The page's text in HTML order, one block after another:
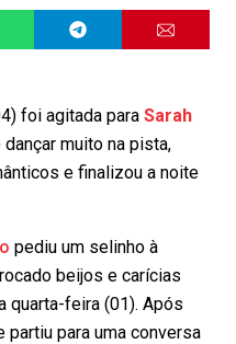
foi agitada para Sarah
muito na pista,
e finalizou a noite
pediu um selinho à
beijos e carícias
quarta-feira (01). Após
partiu para uma conversa